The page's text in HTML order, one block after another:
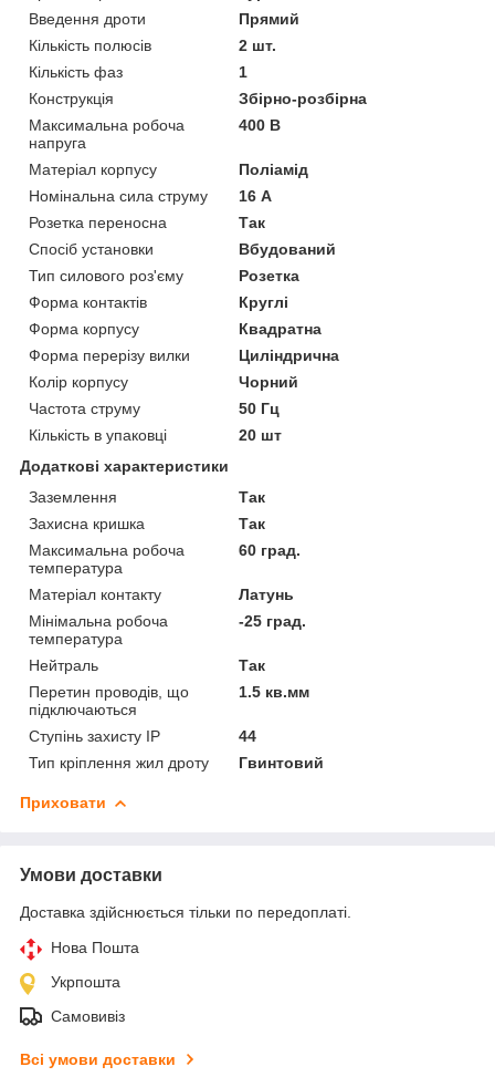
Введення дроти
Прямий
Кількість полюсів
2 шт.
Кількість фаз
1
Конструкція
Збірно-розбірна
Максимальна робоча
напруга
400 В
Матеріал корпусу
Поліамід
Номінальна сила струму
16 А
Розетка переносна
Так
Спосіб установки
Вбудований
Тип силового роз'єму
Розетка
Форма контактів
Круглі
Форма корпусу
Квадратна
Форма перерізу вилки
Циліндрична
Колір корпусу
Чорний
Частота струму
50 Гц
Кількість в упаковці
20 шт
Додаткові характеристики
Заземлення
Так
Захисна кришка
Так
Максимальна робоча
температура
60 град.
Матеріал контакту
Латунь
Мінімальна робоча
температура
-25 град.
Нейтраль
Так
Перетин проводів, що
підключаються
1.5 кв.мм
Ступінь захисту IP
44
Тип кріплення жил дроту
Гвинтовий
Приховати
Умови доставки
Доставка здійснюється тільки по передоплаті.
Нова Пошта
Укрпошта
Самовивіз
Всі умови доставки